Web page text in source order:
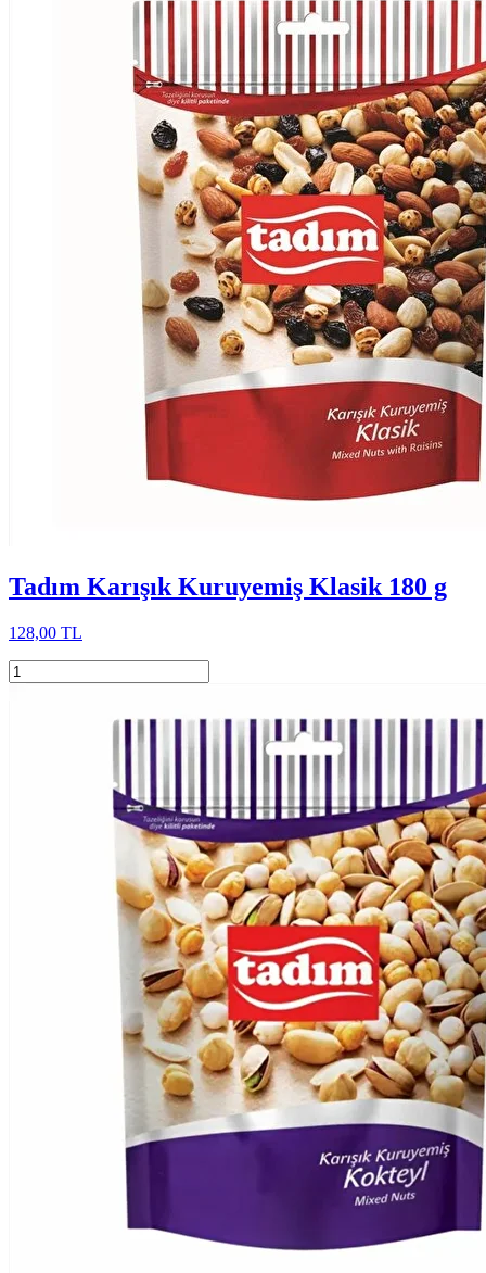
Tadım Karışık Kuruyemiş Klasik 180 g
128,00 TL